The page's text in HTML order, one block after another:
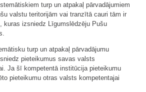
turp un atpakaļ pārvadājumiem
valstu teritorijām vai tranzītā cauri tām ir
kuras izsniedz Līgumslēdzēju Pušu
turp un atpakaļ pārvadājumu
pieteikumus savas valsts
Ja šī kompetentā institūcija pieteikumu
pieteikumu otras valsts kompetentajai